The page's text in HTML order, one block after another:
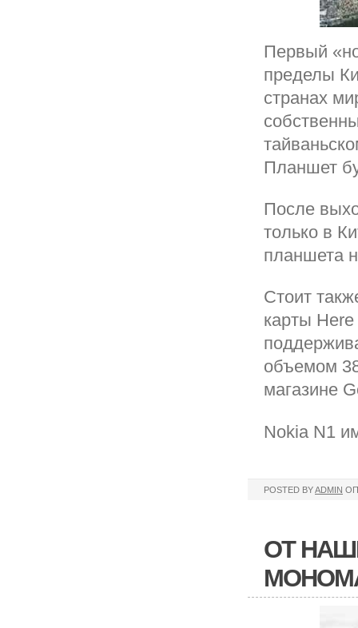
Первый
пределы
странах
Планшет
После
только в
планшета
Стоит
карты
объемом
магазине
Nokia N1
POSTED BYADMIN
ОТ